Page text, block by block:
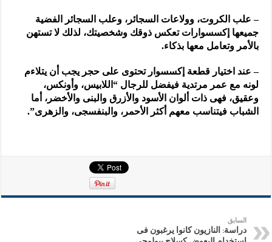
– علب الكروت، وولاعات السجائر، وعلب السجائر الفضية
جميعها إكسسوارات تعكس ذوقك وشخصيتك، لذلك لا تستهن
بالأمر وتعامل معها بذكاء.
– عند اختيار قطعة إكسسوار تحتوى على حجر يجب أن يتلاءم
لونه مع عمر مرتدية فيفضل للرجال “اللابيس، وأونكس،
وعقيق، فهى ذات ألوان الأسود والأزرق والبنى والأخضر، أما
الشباب فيتناسب معهم أكثر الأحمر، والبنفسجى، والزهرى”.
السابق
دراسة: النازيون كانوا يرغبون فى